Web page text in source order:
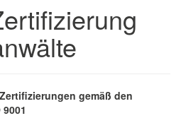
gemäß den